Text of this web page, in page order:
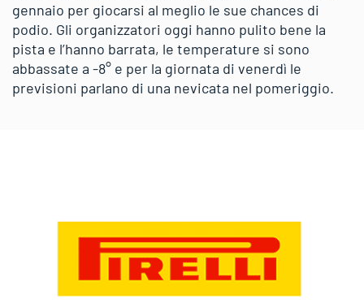
gennaio per giocarsi al meglio le sue chances di
podio. Gli organizzatori oggi hanno pulito bene la
pista e l’hanno barrata, le temperature si sono
abbassate a -8° e per la giornata di venerdì le
previsioni parlano di una nevicata nel pomeriggio.